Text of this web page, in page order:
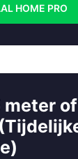
HOME PRO
meter of